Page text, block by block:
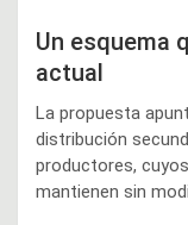
Un esquema
actual
La propuesta
distribución
productores,
mantienen sin